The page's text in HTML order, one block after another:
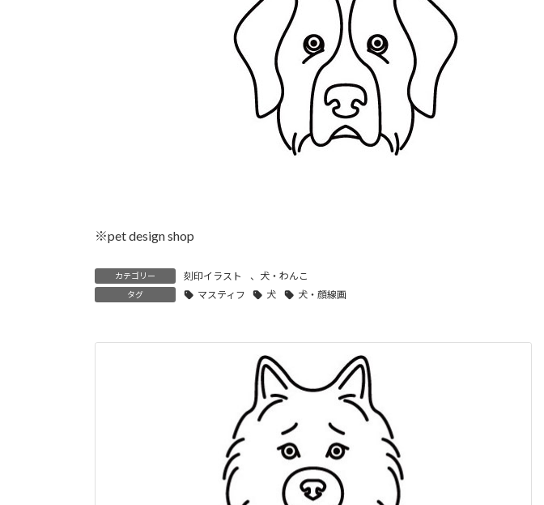
※pet design shop
カテゴリー 刻印イラスト 、 犬・わんこ
タグ マスティフ 犬 犬・顔線画